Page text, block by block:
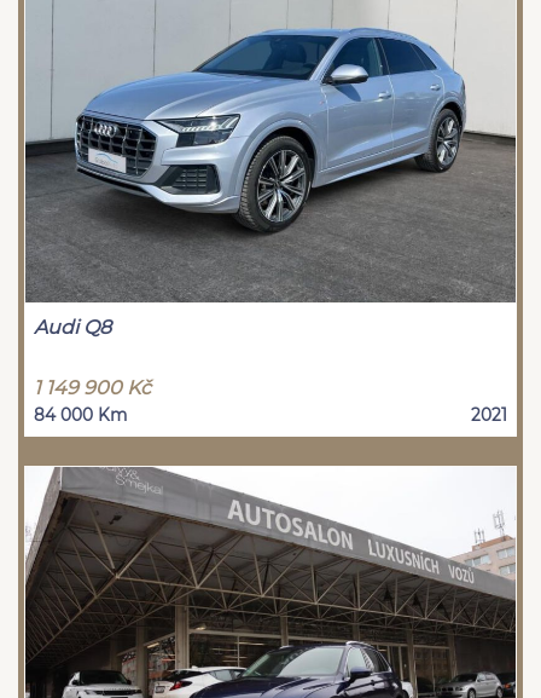
Audi Q8
1 149 900 Kč
84 000 Km 2021